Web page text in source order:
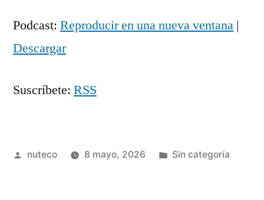
audio
Podcast: Reproducir en una nueva ventana |
Descargar
Suscríbete: RSS
Publicada
nuteco 8 mayo, 2026
Publicada
Sin categoría